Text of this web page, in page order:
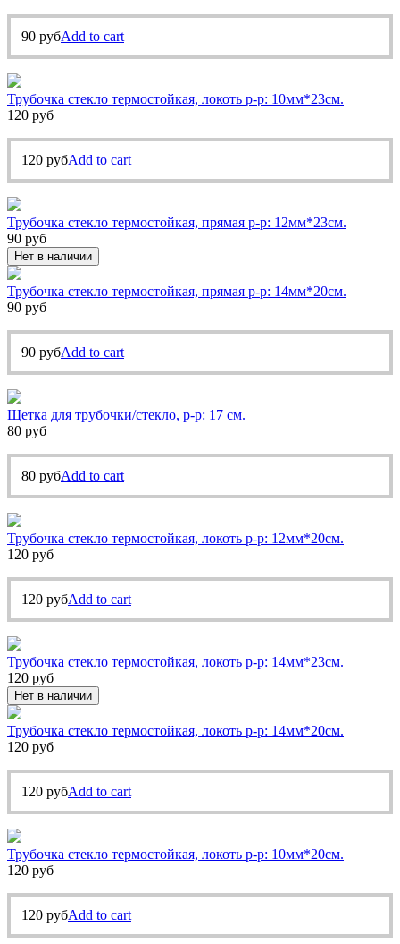
90 рубAdd to cart
Трубочка стекло термостойкая, локоть р-р: 10мм*23см.
120 руб
120 рубAdd to cart
Трубочка стекло термостойкая, прямая р-р: 12мм*23см.
90 руб
Нет в наличии
Трубочка стекло термостойкая, прямая р-р: 14мм*20см.
90 руб
90 рубAdd to cart
Щетка для трубочки/стекло, р-р: 17 см.
80 руб
80 рубAdd to cart
Трубочка стекло термостойкая, локоть р-р: 12мм*20см.
120 руб
120 рубAdd to cart
Трубочка стекло термостойкая, локоть р-р: 14мм*23см.
120 руб
Нет в наличии
Трубочка стекло термостойкая, локоть р-р: 14мм*20см.
120 руб
120 рубAdd to cart
Трубочка стекло термостойкая, локоть р-р: 10мм*20см.
120 руб
120 рубAdd to cart